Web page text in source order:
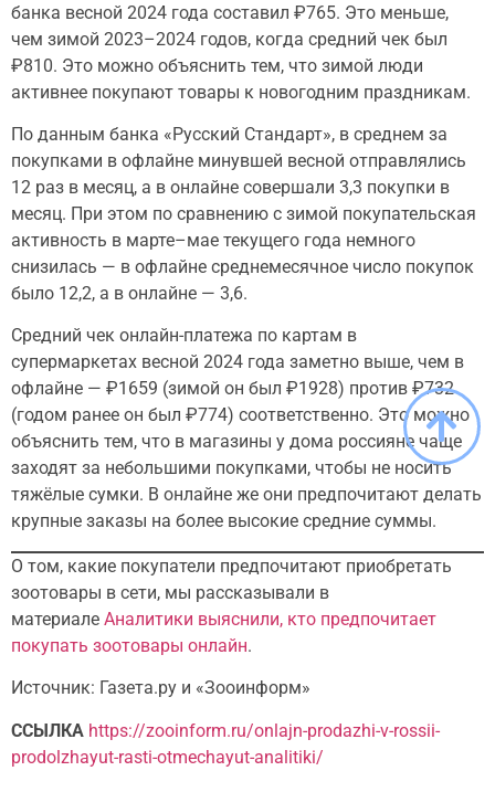
банка весной 2024 года составил ₽765. Это меньше,
чем зимой 2023–2024 годов, когда средний чек был
₽810. Это можно объяснить тем, что зимой люди
активнее покупают товары к новогодним праздникам.
По данным банка «Русский Стандарт», в среднем за
покупками в офлайне минувшей весной отправлялись
12 раз в месяц, а в онлайне совершали 3,3 покупки в
месяц. При этом по сравнению с зимой покупательская
активность в марте–мае текущего года немного
снизилась — в офлайне среднемесячное число покупок
было 12,2, а в онлайне — 3,6.
Средний чек онлайн-платежа по картам в
супермаркетах весной 2024 года заметно выше, чем в
офлайне — ₽1659 (зимой он был ₽1928) против ₽732
(годом ранее он был ₽774) соответственно. Это можно
объяснить тем, что в магазины у дома россияне чаще
заходят за небольшими покупками, чтобы не носить
тяжёлые сумки. В онлайне же они предпочитают делать
крупные заказы на более высокие средние суммы.
О том, какие покупатели предпочитают приобретать
зоотовары в сети, мы рассказывали в
материале Аналитики выяснили, кто предпочитает
покупать зоотовары онлайн.
Источник: Газета.ру и «Зооинформ»
ССЫЛКА https://zooinform.ru/onlajn-prodazhi-v-rossii-
prodolzhayut-rasti-otmechayut-analitiki/